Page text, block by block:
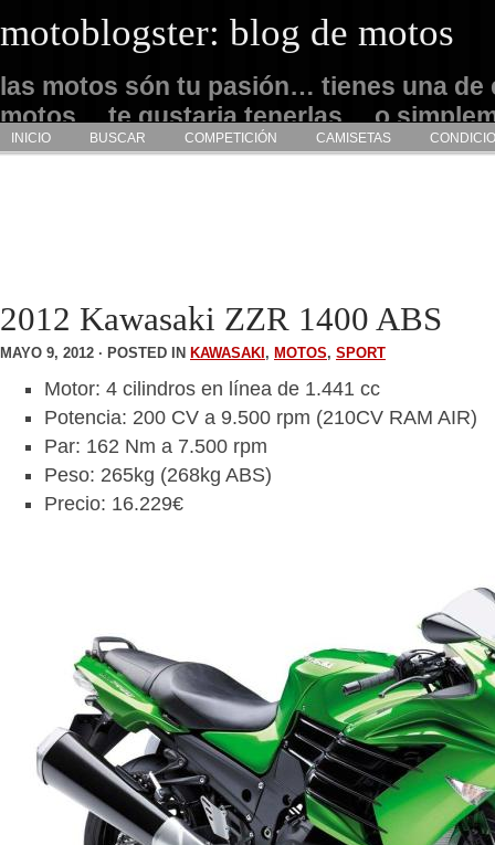
motoblogster: blog de motos
las motos són tu pasión… tienes una de
motos… te gustaria tenerlas… o
admirarlas… este es tu sitio
INICIO BUSCAR COMPETICIÓN CAMISETAS
2012 Kawasaki ZZR 1400 ABS
MAYO 9, 2012 · POSTED IN KAWASAKI , MOTOS, SPORT
Motor: 4 cilindros en línea de 1.441 cc
Potencia: 200 CV a 9.500 rpm (210CV RAM AIR)
Par: 162 Nm a 7.500 rpm
Peso: 265kg (268kg ABS)
Precio: 16.229€